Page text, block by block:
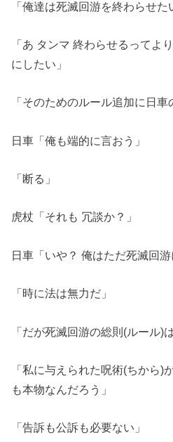
「俺達は死滅回游を終わらせた
「あ タンマ 終わらせるってよ
にしたい」
「そのためのルール追加に日車
日車「俺も端的に言おう」
「断る」
虎杖「それも 冗談か？」
日車「いや？ 俺はただ死滅回
「時に法は無力だ」
「だが死滅回游の総則(ルール)
「私に与えられた呪術(ちから)
も本物なんだろう」
「告訴も公訴も必要ない」